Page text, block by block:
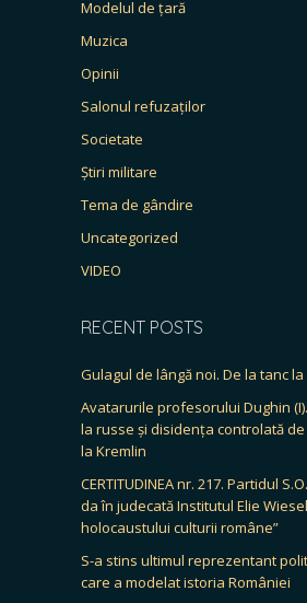
Modelul de țară
Muzica
Opinii
Salonul refuzaților
Societate
Știri militare
Tema de gândire
Uncategorized
VIDEO
RECENT POSTS
Gulagul de lângă noi. De la tanc
Avatarurile profesorului Dughin
la russe și disidența controlată
la Kremlin
CERTITUDINEA nr. 217. Partidul
da în judecată Institutul Elie
holocaustului culturii române”
S-a stins ultimul reprezentant
care a modelat istoria României